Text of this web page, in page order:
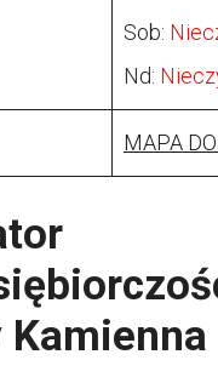
Sob:
Nd:
MAPA
Kamienna